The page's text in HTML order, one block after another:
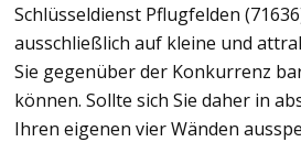
Schlüsseldienst Pflugfelden
ausschließlich auf kleine und
Sie gegenüber der Konkurrenz
können. Sollte sich Sie daher in
Ihren eigenen vier Wänden